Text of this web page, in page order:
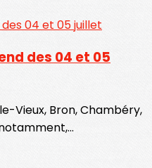
des 04 et 05
Vieux, Bron, Chambéry,